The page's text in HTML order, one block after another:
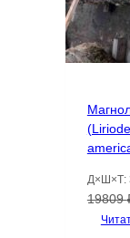
Д×Ш×Т:
19809